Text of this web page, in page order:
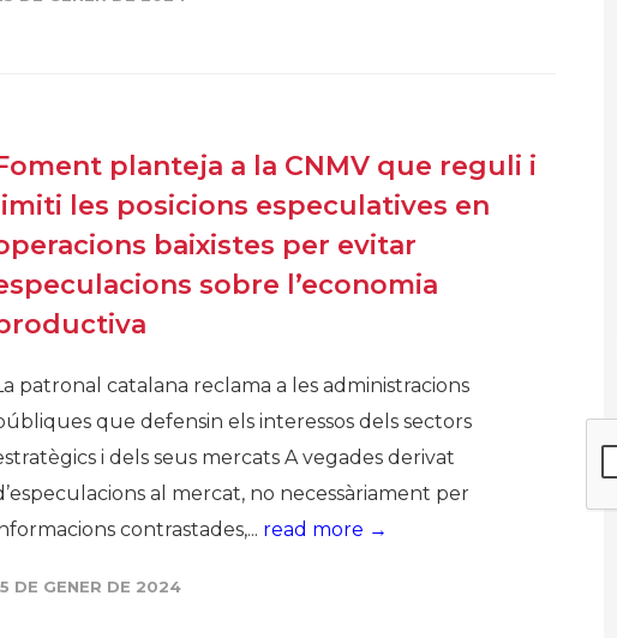
planteja a la CNMV que reguli i
les posicions especulatives en
baixistes per evitar
sobre l’economia
patronal catalana reclama a les administracions
que defensin els interessos dels sectors
i dels seus mercats A vegades derivat
al mercat, no necessàriament per
contrastades,... read more →
DE GENER DE 2024